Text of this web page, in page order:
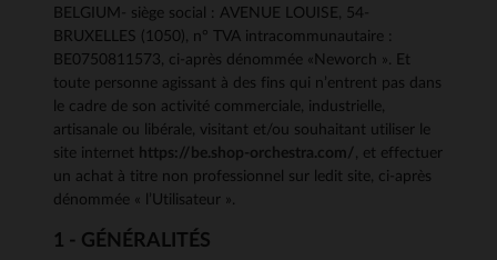
BELGIUM- siège social : AVENUE LOUISE, 54-
BRUXELLES (1050), n° TVA intracommunautaire :
BE0750811573, ci-après dénommée «Neworch ». Et
toute personne agissant à des fins qui n’entrent pas dans
le cadre de son activité commerciale, industrielle,
artisanale ou libérale, visitant et/ou souhaitant utiliser le
site internet https://be.shop-orchestra.com/ , et effectuer
un achat à titre non professionnel sur ledit site, ci-après
dénommée « l’Utilisateur ».
1 - GÉNÉRALITÉS